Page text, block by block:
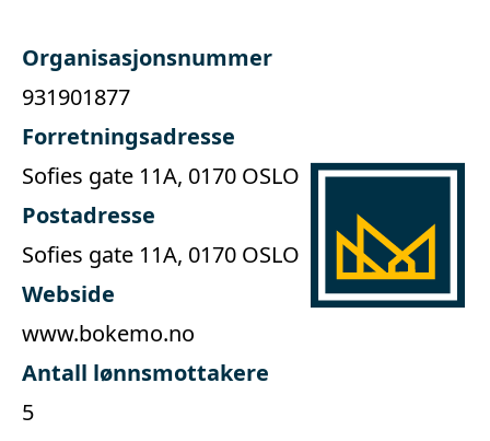
Organisasjonsnummer
931901877
Forretningsadresse
Sofies gate 11A, 0170 OSLO
Postadresse
Sofies gate 11A, 0170 OSLO
Webside
www.bokemo.no
Antall lønnsmottakere
5